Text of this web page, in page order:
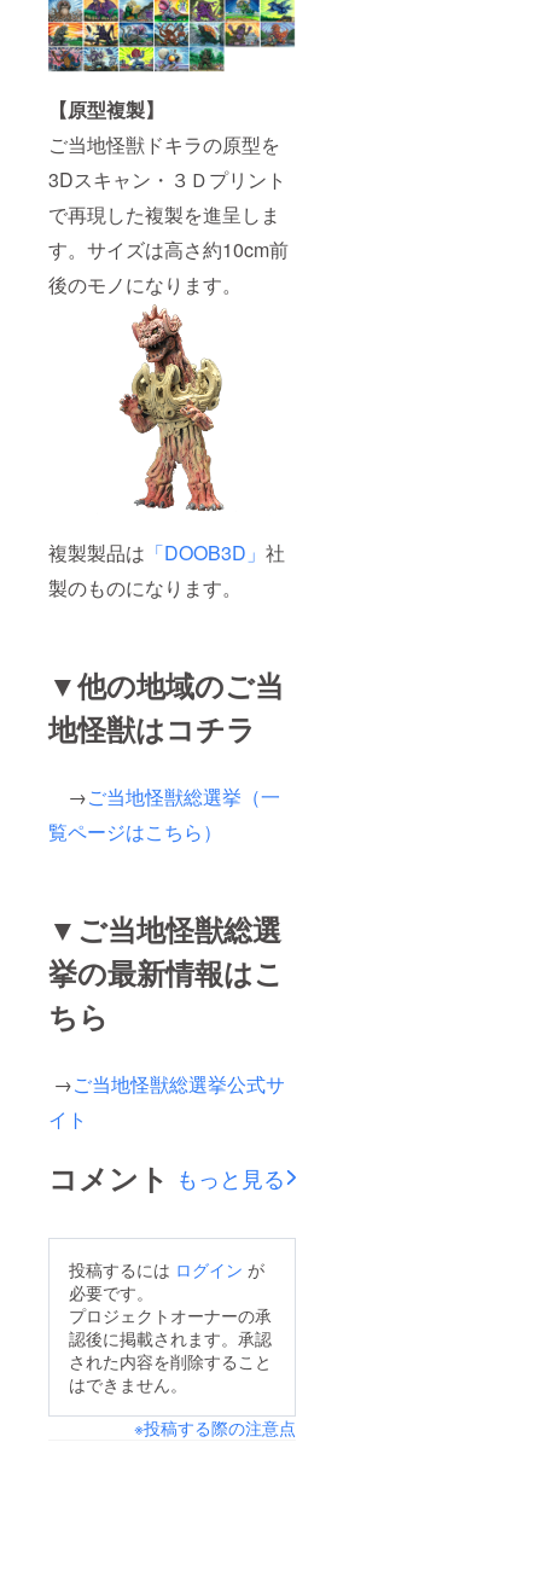
【原型複製】
ご当地怪獣ドキラの原型を
3Dスキャン・３Ｄプリント
で再現した複製を進呈しま
す。サイズは高さ約10cm前
後のモノになります。
複製製品は 「DOOB3D」 社
製のものになります。
▼他の地域のご当
地怪獣はコチラ
→ご当地怪獣総選挙（一
覧ページはこちら）
▼ご当地怪獣総選
挙の最新情報はこ
ちら
→ご当地怪獣総選挙公式サ
イト
コメント もっと見る
投稿するには ログイン が
必要です。
プロジェクトオーナーの承
認後に掲載されます。承認
された内容を削除すること
はできません。
※投稿する際の注意点